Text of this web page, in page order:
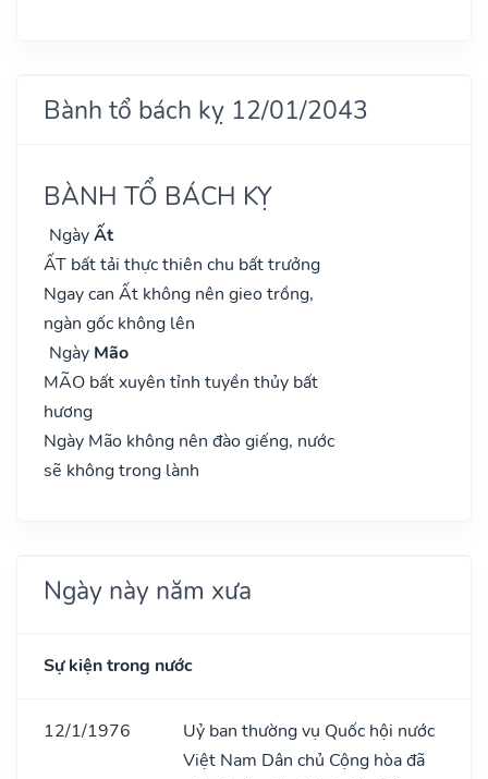
Bành tổ bách kỵ 12/01/2043
BÀNH TỔ BÁCH KỴ
NgàyẤt
ẤT bất tải thực thiên chu bất trưởng
Ngay can Ất không nên gieo trồng,
ngàn gốc không lên
Ngày Mão
MÃO bất xuyên tỉnh tuyền thủy bất
hương
Ngày Mão không nên đào giếng, nước
sẽ không trong lành
Ngày này năm xưa
Sự kiện trong nước
12/1/1976
Uỷ ban thường vụ Quốc hội nước
Việt Nam Dân chủ Cộng hòa đã